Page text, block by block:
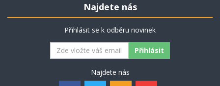
Najdete nás
Přihlásit se k odběru novinek
Najdete nás